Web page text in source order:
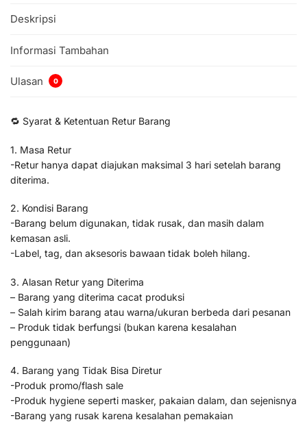
Deskripsi
Informasi Tambahan
Ulasan 0
🔁 Syarat & Ketentuan Retur Barang
1. Masa Retur
-Retur hanya dapat diajukan maksimal 3 hari setelah barang
diterima.
2. Kondisi Barang
-Barang belum digunakan, tidak rusak, dan masih dalam
kemasan asli.
-Label, tag, dan aksesoris bawaan tidak boleh hilang.
3. Alasan Retur yang Diterima
– Barang yang diterima cacat produksi
– Salah kirim barang atau warna/ukuran berbeda dari pesanan
– Produk tidak berfungsi (bukan karena kesalahan
penggunaan)
4. Barang yang Tidak Bisa Diretur
-Produk promo/flash sale
-Produk hygiene seperti masker, pakaian dalam, dan sejenisnya
-Barang yang rusak karena kesalahan pemakaian